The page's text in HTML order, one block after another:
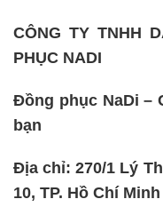
CÔNG TY TNHH
PHỤC NADI
Đồng phục NaDi –
bạn
Địa chỉ:270/1 Lý
10, TP. Hồ Chí Minh